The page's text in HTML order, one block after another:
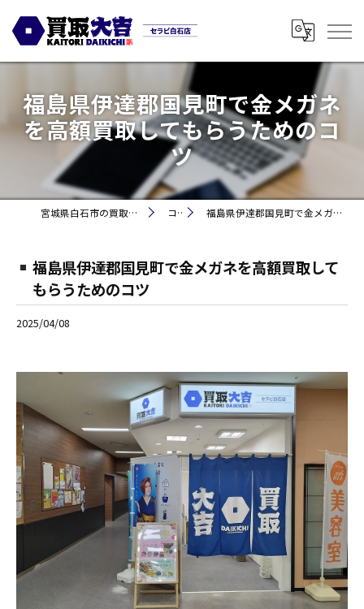
福島県伊達郡国見町で金メガネ
を高額買取してもらうためのコ
ツ
宮城県白石市の買取なら買取大吉セラビ白石店 コラム 福島県伊達郡国見町で金メガネを高額買取してもらうためのコツ
福島県伊達郡国見町で金メガネを高額買取して
もらうためのコツ
2025/04/08